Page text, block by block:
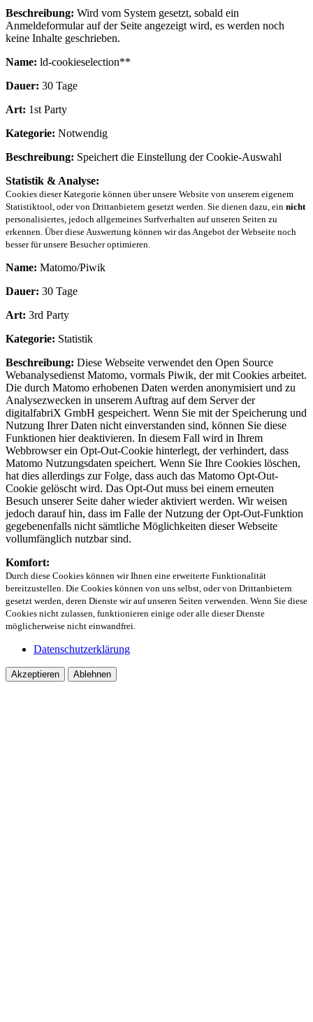
Beschreibung: Wird vom System gesetzt, sobald ein
Anmeldeformular auf der Seite angezeigt wird, es werden noch
keine Inhalte geschrieben.
Name: ld-cookieselection**
Dauer: 30 Tage
Art: 1st Party
Kategorie: Notwendig
Beschreibung: Speichert die Einstellung der Cookie-Auswahl
Statistik & Analyse:
Cookies dieser Kategorie können über unsere Website von unserem eigenem
Statistiktool, oder von Drittanbietern gesetzt werden. Sie dienen dazu, ein nicht
personalisiertes, jedoch allgemeines Surfverhalten auf unseren Seiten zu
erkennen. Über diese Auswertung können wir das Angebot der Webseite noch
besser für unsere Besucher optimieren.
Name: Matomo/Piwik
Dauer: 30 Tage
Art: 3rd Party
Kategorie: Statistik
Beschreibung: Diese Webseite verwendet den Open Source
Webanalysedienst Matomo, vormals Piwik, der mit Cookies arbeitet.
Die durch Matomo erhobenen Daten werden anonymisiert und zu
Analysezwecken in unserem Auftrag auf dem Server der
digitalfabriX GmbH gespeichert. Wenn Sie mit der Speicherung und
Nutzung Ihrer Daten nicht einverstanden sind, können Sie diese
Funktionen hier deaktivieren. In diesem Fall wird in Ihrem
Webbrowser ein Opt-Out-Cookie hinterlegt, der verhindert, dass
Matomo Nutzungsdaten speichert. Wenn Sie Ihre Cookies löschen,
hat dies allerdings zur Folge, dass auch das Matomo Opt-Out-
Cookie gelöscht wird. Das Opt-Out muss bei einem erneuten
Besuch unserer Seite daher wieder aktiviert werden. Wir weisen
jedoch darauf hin, dass im Falle der Nutzung der Opt-Out-Funktion
gegebenenfalls nicht sämtliche Möglichkeiten dieser Webseite
vollumfänglich nutzbar sind.
Komfort:
Durch diese Cookies können wir Ihnen eine erweiterte Funktionalität
bereitzustellen. Die Cookies können von uns selbst, oder von Drittanbietern
gesetzt werden, deren Dienste wir auf unseren Seiten verwenden. Wenn Sie diese
Cookies nicht zulassen, funktionieren einige oder alle dieser Dienste
möglicherweise nicht einwandfrei.
Datenschutzerklärung
Akzeptieren Ablehnen